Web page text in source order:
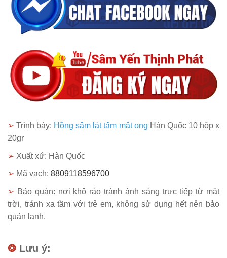
➢Trình bày: Hồng sâm lát tẩm mật ong Hàn Quốc 10 hộp x
20gr
➢ Xuất xứ: Hàn Quốc
➢ Mã vạch: 8809118596700
➢ Bảo quản: nơi khô ráo tránh ánh sáng trực tiếp từ mặt
trời, tránh xa tầm với trẻ em, không sử dụng hết nên bảo
quản lạnh.
❂ Lưu ý: